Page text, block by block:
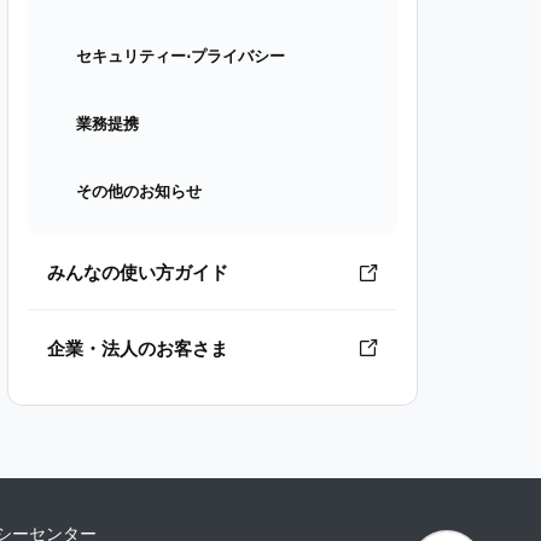
セキュリティー⋅プライバシー
業務提携
その他のお知らせ
みんなの使い方ガイド
企業・法人のお客さま
ーセンター